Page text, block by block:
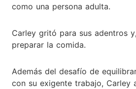
como una persona adulta.
Carley gritó para sus adentros
preparar la comida.
Además del desafío de
con su exigente trabajo, Carley